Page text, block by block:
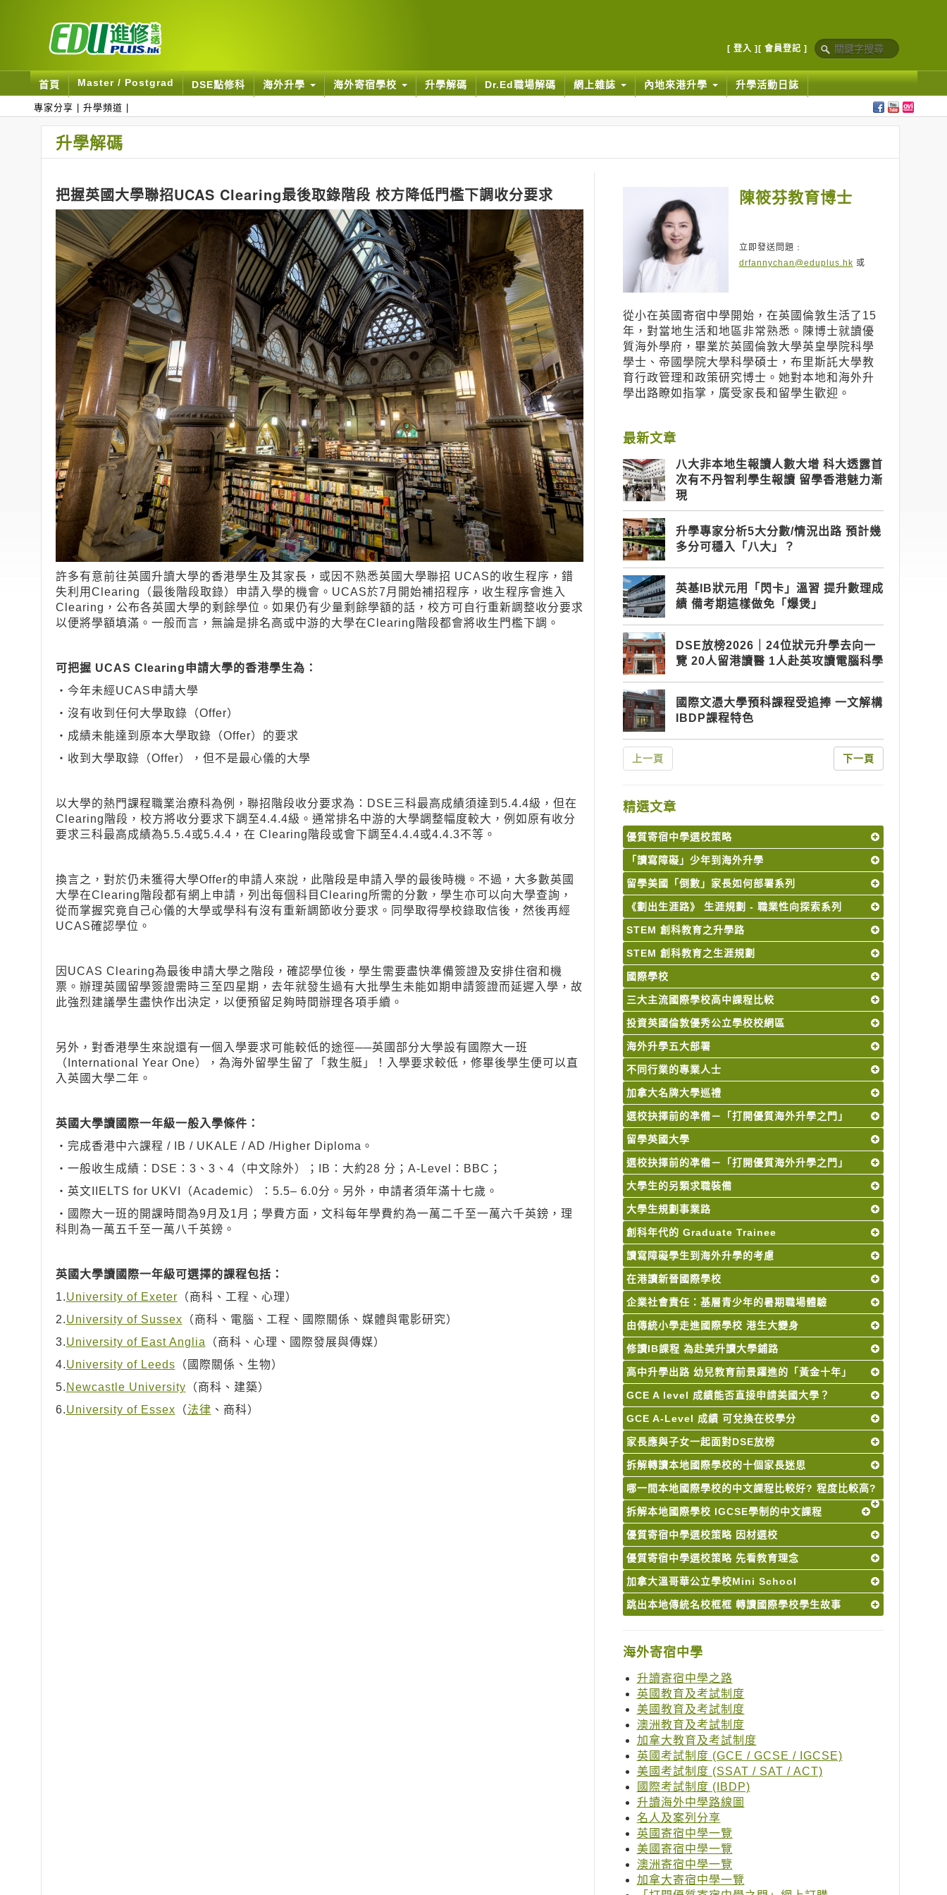
[ 登入 ] [ 會員登記 ]
首頁 Master / Postgrad DSE點修科 海外升學 海外寄宿學校 升學解碼 Dr.Ed職場解碼 網上雜誌 內地來港升學 升學活動日誌
專家分享 升學頻道
升學解碼
把握英國大學聯招UCAS Clearing最後取錄階段 校方降低門檻下調收分要求
許多有意前往英國升讀大學的香港學生及其家長，或因不熟悉英國大學聯招 UCAS的收生程序，錯
失利用Clearing（最後階段取錄）申請入學的機會。UCAS於7月開始補招程序，收生程序會進入
Clearing，公布各英國大學的剩餘學位。如果仍有少量剩餘學額的話，校方可自行重新調整收分要求
以便將學額填滿。一般而言，無論是排名高或中游的大學在Clearing階段都會將收生門檻下調。
可把握 UCAS Clearing申請大學的香港學生為：
‧今年未經UCAS申請大學
‧沒有收到任何大學取錄（Offer）
‧成績未能達到原本大學取錄（Offer）的要求
‧收到大學取錄（Offer），但不是最心儀的大學
以大學的熱門課程職業治療科為例，聯招階段收分要求為：DSE三科最高成績須達到 5.4.4級，但在
Clearing階段，校方將收分要求下調至4.4.4級。通常排名中游的大學調整幅度較大，例如原有收分
要求三科最高成績為5.5.4或5.4.4，在 Clearing階段或會下調至4.4.4或4.4.3不等。
換言之，對於仍未獲得大學Offer的申請人來說，此階段是申請入學的最後時機。不過，大多數英國
大學在Clearing階段都有網上申請，列出每個科目Clearing所需的分數，學生亦可以向大學查詢，
從而掌握究竟自己心儀的大學或學科有沒有重新調節收分要求。同學取得學校錄取信後，然後再經
UCAS確認學位。
因UCAS Clearing為最後申請大學之階段，確認學位後，學生需要盡快準備簽證及安排住宿和機
票。辦理英國留學簽證需時三至四星期，去年就發生過有大批學生未能如期申請簽證而延遲入學，故
此強烈建議學生盡快作出決定，以便預留足夠時間辦理各項手續。
另外，對香港學生來說還有一個入學要求可能較低的途徑──英國部分大學設有國際大一班
（International Year One），為海外留學生留了「救生艇」！入學要求較低，修畢後學生便可以直
入英國大學二年。
英國大學讀國際一年級一般入學條件：
‧完成香港中六課程 / IB / UKALE / AD /Higher Diploma。
‧一般收生成績：DSE：3、3、4（中文除外）；IB：大約28 分；A-Level：BBC；
‧英文IIELTS for UKVI（Academic）：5.5– 6.0分。另外，申請者須年滿十七歲。
‧國際大一班的開課時間為9月及1月；學費方面，文科每年學費約為一萬二千至一萬六千英鎊，理
科則為一萬五千至一萬八千英鎊。
英國大學讀國際一年級可選擇的課程包括：
1.University of Exeter （商科、工程、心理）
2.University of Sussex （商科、電腦、工程、國際關係、媒體與電影研究）
3.University of East Anglia （商科、心理、國際發展與傳媒）
4.University of Leeds （國際關係、生物）
5. Newcastle University （商科、建築）
6.University of Essex （法律 、商科）
陳筱芬教育博士
立即發送問題﹕
drfannychan@eduplus.hk 或
從小在英國寄宿中學開始，在英國倫敦生活了15
年，對當地生活和地區非常熟悉。陳博士就讀優
質海外學府，畢業於英國倫敦大學英皇學院科學
學士、帝國學院大學科學碩士，布里斯託大學教
育行政管理和政策研究博士。她對本地和海外升
學出路瞭如指掌，廣受家長和留學生歡迎。
最新文章
八大非本地生報讀人數大增 科大透露首
次有不丹智利學生報讀 留學香港魅力漸
現
升學專家分析5大分數/情況出路 預計幾
多分可穩入「八大」？
英基IB狀元用「閃卡」溫習 提升數理成
績 備考期這樣做免「爆煲」
DSE放榜2026｜24位狀元升學去向一
覽 20人留港讀醫 1人赴英攻讀電腦科學
國際文憑大學預科課程受追捧 一文解構
IBDP課程特色
上一頁 下一頁
精選文章
優質寄宿中學選校策略
「讀寫障礙」少年到海外升學
留學美國「倒數」家長如何部署系列
《劃出生涯路》 生涯規劃 - 職業性向探索系列
STEM 創科教育之升學路
STEM 創科教育之生涯規劃
國際學校
三大主流國際學校高中課程比較
投資英國倫敦優秀公立學校校網區
海外升學五大部署
不同行業的專業人士
加拿大名牌大學巡禮
選校抉擇前的凖備－「打開優質海外升學之門」
留學英國大學
選校抉擇前的凖備－「打開優質海外升學之門」
大學生的另類求職裝備
大學生規劃事業路
創科年代的 Graduate Trainee
讀寫障礙學生到海外升學的考慮
在港讀新晉國際學校
企業社會責任：基層青少年的暑期職場體驗
由傳統小學走進國際學校 港生大變身
修讀IB課程 為赴美升讀大學鋪路
高中升學出路 幼兒教育前景躍進的「黃金十年」
GCE A level 成績能否直接申請美國大學？
GCE A-Level 成績 可兌換在校學分
家長應與子女一起面對DSE放榜
拆解轉讀本地國際學校的十個家長迷思
哪一間本地國際學校的中文課程比較好? 程度比較高?
拆解本地國際學校 IGCSE學制的中文課程
優質寄宿中學選校策略 因材選校
優質寄宿中學選校策略 先看教育理念
加拿大溫哥華公立學校Mini School
跳出本地傳統名校框框 轉讀國際學校學生故事
海外寄宿中學
升讀寄宿中學之路
英國教育及考試制度
美國教育及考試制度
澳洲教育及考試制度
加拿大教育及考試制度
英國考試制度 (GCE / GCSE / IGCSE)
美國考試制度 (SSAT / SAT / ACT)
國際考試制度 (IBDP)
升讀海外中學路線圖
名人及案列分享
英國寄宿中學一覽
美國寄宿中學一覽
澳洲寄宿中學一覽
加拿大寄宿中學一覽